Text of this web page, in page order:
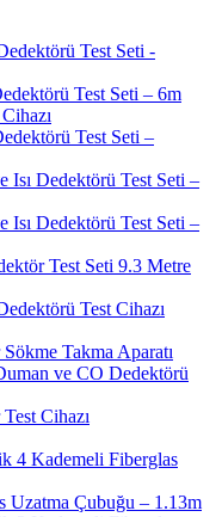
Test Seti -
Test Seti – 6m
Test Seti –
Isı Dedektörü Test Seti –
Isı Dedektörü Test Seti –
Test Seti 9.3 Metre
Test Cihazı
Takma Aparatı
ve CO Dedektörü
Cihazı
4 Kademeli Fiberglas
Uzatma Çubuğu – 1.13m